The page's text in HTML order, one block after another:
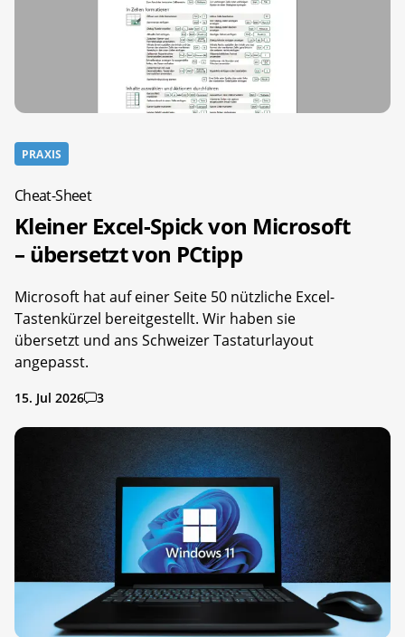
PRAXIS
Cheat-Sheet
Kleiner Excel-Spick von Microsoft
– übersetzt von PCtipp
Microsoft hat auf einer Seite 50 nützliche Excel-
Tastenkürzel bereitgestellt. Wir haben sie
übersetzt und ans Schweizer Tastaturlayout
angepasst.
15. Jul 2026 3